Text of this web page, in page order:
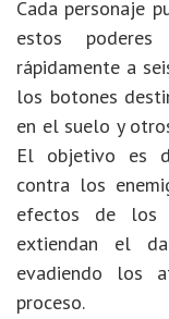
Cada personaje
estos
rápidamente a
los botones
en el suelo y
El objetivo es
contra los
efectos de los
extiendan el
evadiendo los
proceso.